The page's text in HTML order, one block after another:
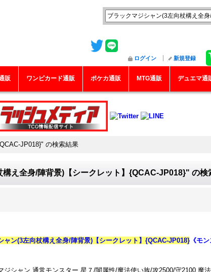
ログイン 新規登録
販 ワンピカード通販 ポケカ通販 MTG通販 デュエマ通
JP018}" の検索結果
え全身/陣背景)【シークレット】{QCAC-JP018}" の検
ャン(3左向杖構え全身/陣背景)【シークレット】{QCAC-JP018} 《モ
ジシャン 通常モンスター 星７/闇属性/魔法使い族/攻2500/守2100 魔法